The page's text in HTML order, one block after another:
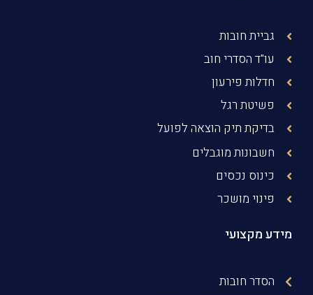
גביית חובות
עו"ד הסדרי חוב
חדלות פירעון
פשיטת רגל
בדיקת תיק הוצאה לפועל
חשבונות מוגבלים
כינוס נכסים
פינוי מושכר
מידע מקצועי
הסדר חובות